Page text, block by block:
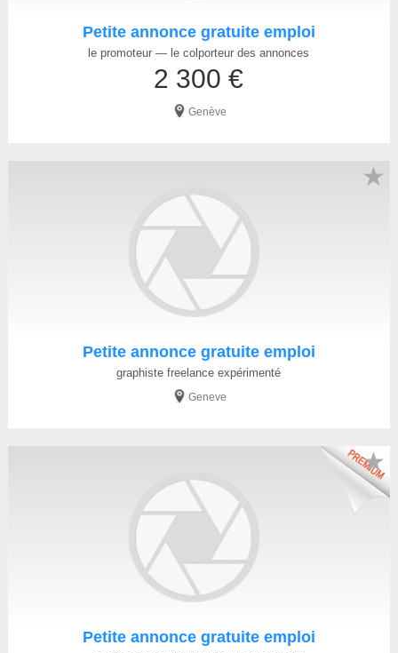
Petite annonce gratuite emploi
le promoteur — le colporteur des annonces
2 300 €
Genève
Petite annonce gratuite emploi
graphiste freelance expérimenté
Geneve
★
Petite annonce gratuite emploi
★